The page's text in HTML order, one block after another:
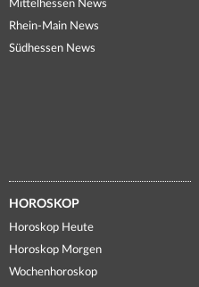
Mittelhessen News
Rhein-Main News
Südhessen News
HOROSKOP
Horoskop Heute
Horoskop Morgen
Wochenhoroskop